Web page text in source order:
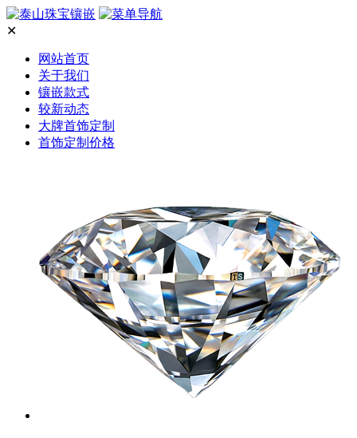
✕
网站首页
关于我们
镶嵌款式
较新动态
大牌首饰定制
首饰定制价格